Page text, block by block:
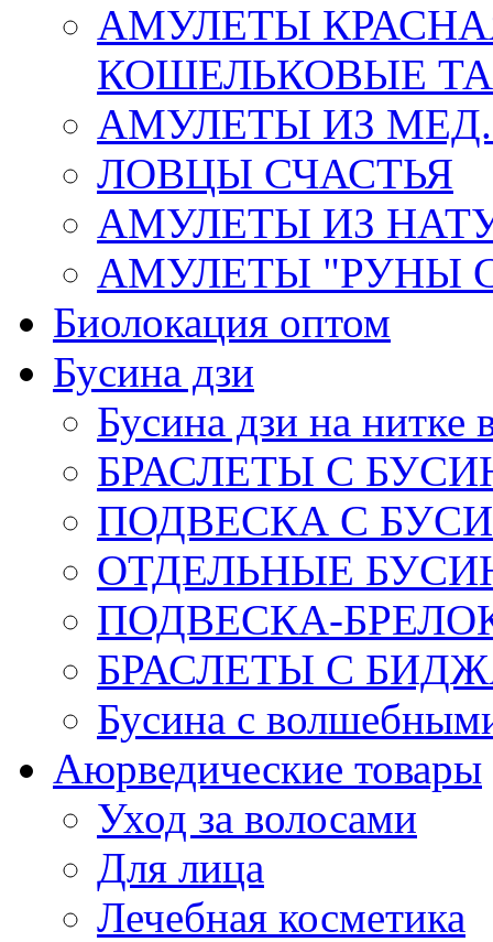
АМУЛЕТЫ
КОШЕЛЬКОВЫЕ
АМУЛЕТЫ ИЗ
ЛОВЦЫ СЧАСТЬЯ
АМУЛЕТЫ ИЗ
АМУЛЕТЫ "РУНЫ
Биолокация оптом
Бусина дзи
Бусина дзи на нитке
БРАСЛЕТЫ С
ПОДВЕСКА С
ОТДЕЛЬНЫЕ
ПОДВЕСКА-
БРАСЛЕТЫ С
Бусина с
Аюрведические товары
Уход за волосами
Для лица
Лечебная косметика